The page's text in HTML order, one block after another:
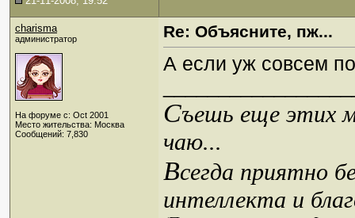
charisma
администратор
На форуме с: Oct 2001
Место жительства: Москва
Сообщений: 7,830
Re: Объясните, пж...
А если уж совсем
Съешь еще этих
чаю...
Всегда приятно
интеллекта и